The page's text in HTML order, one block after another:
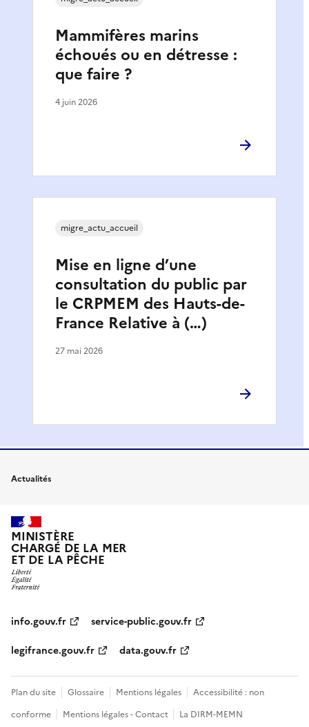
Mammifères marins
échoués ou en détresse :
que faire ?
4 juin 2026
Mise en ligne d’une
consultation du public par
le CRPMEM des Hauts-de-
France Relative à (…)
migre_actu_accueil
27 mai 2026
Actualités
MINISTÈRE
CHARGÉ DE LA MER
ET DE LA PÊCHE
info.gouv.fr
service-public.gouv.fr
legifrance.gouv.fr
data.gouv.fr
Plan du site Glossaire Mentions légales
Accessibilité : non
conforme
Mentions légales - Contact La DIRM-MEMN